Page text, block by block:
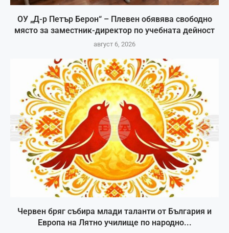
ОУ „Д-р Петър Берон“ – Плевен обявява свободно
място за заместник-директор по учебната дейност
август 6, 2026
Червен бряг събира млади таланти от България и
Европа на Лятно училище по народно...